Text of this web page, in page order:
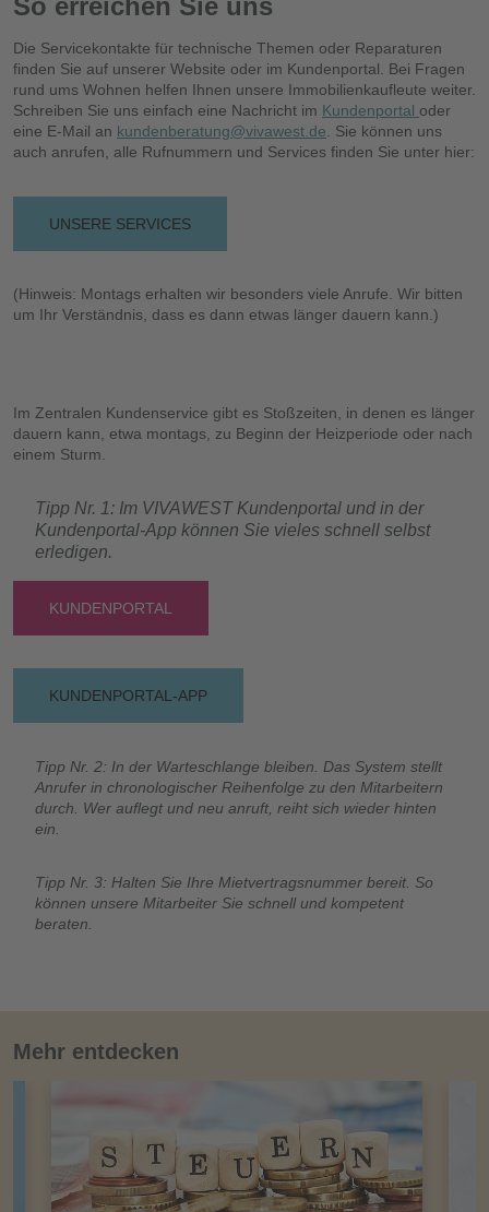
So erreichen Sie uns
Die Servicekontakte für technische Themen oder Reparaturen
finden Sie auf unserer Website oder im Kundenportal. Bei Fragen
rund ums Wohnen helfen Ihnen unsere Immobilienkaufleute weiter.
Schreiben Sie uns einfach eine Nachricht im Kundenportal oder
eine E-Mail an kundenberatung@vivawest.de. Sie können uns
auch anrufen, alle Rufnummern und Services finden Sie unter hier:
UNSERE SERVICES
(Hinweis: Montags erhalten wir besonders viele Anrufe. Wir bitten
um Ihr Verständnis, dass es dann etwas länger dauern kann.)
Im Zentralen Kundenservice gibt es Stoßzeiten, in denen es länger
dauern kann, etwa montags, zu Beginn der Heizperiode oder nach
einem Sturm.
Tipp Nr. 1: Im VIVAWEST Kundenportal und in der
Kundenportal-App können Sie vieles schnell selbst
erledigen.
KUNDENPORTAL
KUNDENPORTAL-APP
Tipp Nr. 2: In der Warteschlange bleiben. Das System stellt
Anrufer in chronologischer Reihenfolge zu den Mitarbeitern
durch. Wer auflegt und neu anruft, reiht sich wieder hinten
ein.
Tipp Nr. 3: Halten Sie Ihre Mietvertragsnummer bereit. So
können unsere Mitarbeiter Sie schnell und kompetent
beraten.
Mehr entdecken